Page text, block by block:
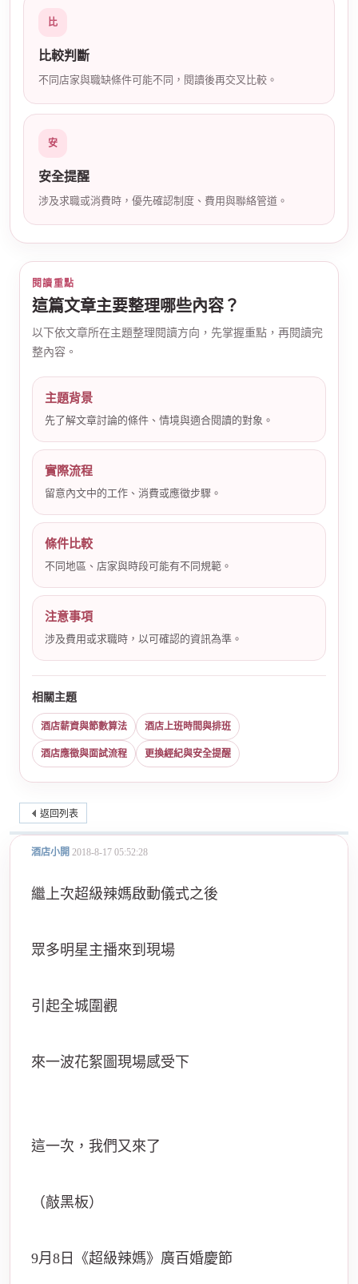
比
比較判斷
不同店家與職缺條件可能不同，閱讀後再交叉比較。
安
安全提醒
涉及求職或消費時，優先確認制度、費用與聯絡管道。
閱讀重點
這篇文章主要整理哪些內容？
以下依文章所在主題整理閱讀方向，先掌握重點，再閱讀完
整內容。
主題背景
先了解文章討論的條件、情境與適合閱讀的對象。
實際流程
留意內文中的工作、消費或應徵步驟。
條件比較
不同地區、店家與時段可能有不同規範。
注意事項
涉及費用或求職時，以可確認的資訊為準。
相關主題
酒店薪資與節數算法 酒店上班時間與排班
酒店應徵與面試流程 更換經紀與安全提醒
返回列表
酒店小開 2018-8-17 05:52:28
繼上次超級辣媽啟動儀式之後
眾多明星主播來到現場
引起全城圍觀
來一波花絮圖現場感受下
這一次，我們又來了
（敲黑板）
9月8日《超級辣媽》廣百婚慶節